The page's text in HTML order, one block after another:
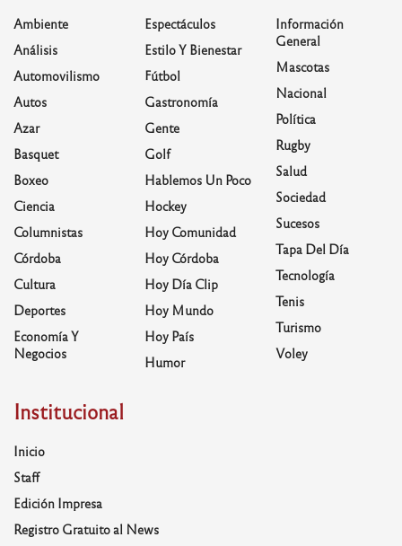
Ambiente
Análisis
Automovilismo
Autos
Azar
Basquet
Boxeo
Ciencia
Columnistas
Córdoba
Cultura
Deportes
Economía Y
Negocios
Espectáculos
Estilo Y Bienestar
Fútbol
Gastronomía
Gente
Golf
Hablemos Un Poco
Hockey
Hoy Comunidad
Hoy Córdoba
Hoy Día Clip
Hoy Mundo
Hoy País
Humor
Información
General
Mascotas
Nacional
Política
Rugby
Salud
Sociedad
Sucesos
Tapa Del Día
Tecnología
Tenis
Turismo
Voley
Institucional
Inicio
Staff
Edición Impresa
Registro Gratuito al News